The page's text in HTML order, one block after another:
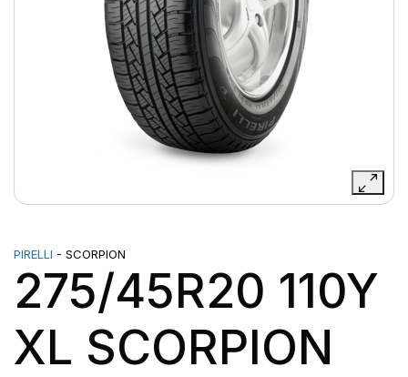
PIRELLI - SCORPION
275/45R20 110Y
XL SCORPION